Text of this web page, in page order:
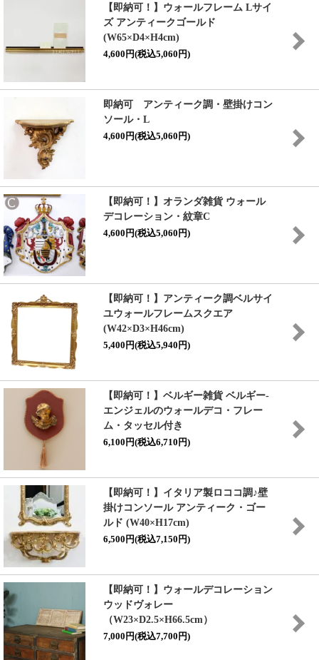
【即納可！】ウォールフレーム Lサイ
ズ アンティークゴールド
(W65×D4×H4cm)
4,600円(税込5,060円)
即納可 アンティーク調・壁掛けコン
ソール・L
4,600円(税込5,060円)
【即納可！】オランダ雑貨 ウォール
デコレーション・紋章C
4,600円(税込5,060円)
【即納可！】アンティーク調ベルサイ
ユウォールフレームスクエア
(W42×D3×H46cm)
5,400円(税込5,940円)
【即納可！】ベルギー雑貨 ベルギー-
エンジェルのウォールデコ・フレー
ム・タッセル付き
6,100円(税込6,710円)
【即納可！】イタリア製ロココ調♪壁
掛けコンソール アンティーク・ゴー
ルド (W40×H17cm)
6,500円(税込7,150円)
【即納可！】ウォールデコレーション
ウッドヴォレー
（W23×D2.5×H66.5cm）
7,000円(税込7,700円)